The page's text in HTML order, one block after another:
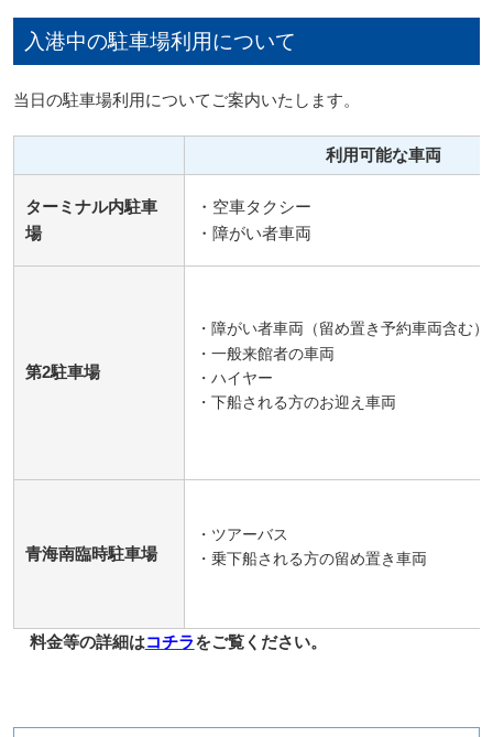
入港中の駐車場利用について
当日の駐車場利用についてご案内いたします。
利用可能な車両
ターミナル内駐車
場
・空車タクシー
・障がい者車両
第2駐車場
・障がい者車両（留め置き予約車両含む）
・一般来館者の車両
・ハイヤー
・下船される方のお迎え車両
青海南臨時駐車場
・ツアーバス
・乗下船される方の留め置き車両
料金等の詳細はコチラをご覧ください。